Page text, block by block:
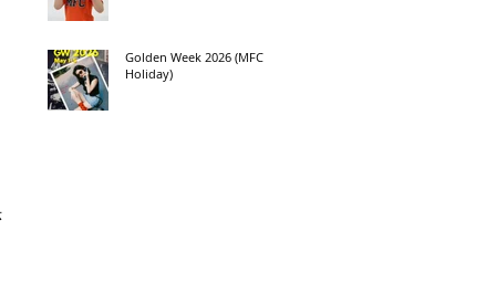
Golden Week 2026 (MFC
Holiday)